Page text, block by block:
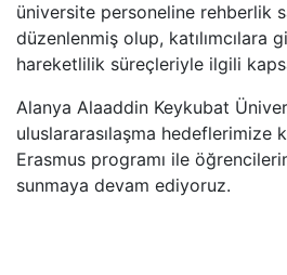
üniversite personeline rehberlik
düzenlenmiş olup, katılımcılara
hareketlilik süreçleriyle ilgili
Alanya Alaaddin Keykubat
uluslararasılaşma hedeflerimize
Erasmus programı ile
sunmaya devam ediyoruz.